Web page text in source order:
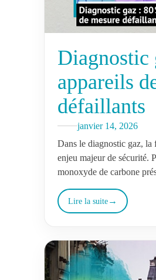
Diagnostic
appareils
défaillants
janvier 14, 2026
Dans le diagnostic gaz, la
enjeu majeur de sécurité.
monoxyde de carbone
Lire la suite